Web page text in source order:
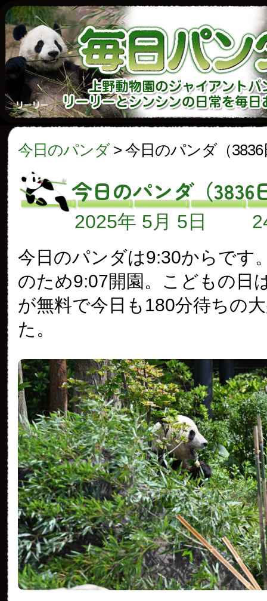
今日のパンダ> 今日のパンダ（3836
今日のパンダ（3836
2025年 5月 5日
今日のパンダは9:30からです
のため9:07開園。こどもの日
が無料で今日も180分待ちの
た。